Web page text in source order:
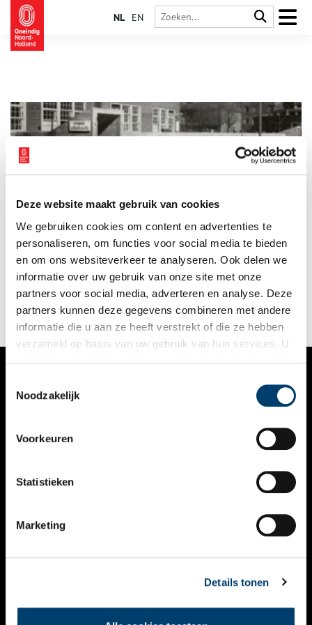
Deze website maakt gebruik van cookies
We gebruiken cookies om content en advertenties te
personaliseren, om functies voor social media te bieden
en om ons websiteverkeer te analyseren. Ook delen we
informatie over uw gebruik van onze site met onze
partners voor social media, adverteren en analyse. Deze
partners kunnen deze gegevens combineren met andere
informatie die u aan ze heeft verstrekt of die ze hebben
verzameld op basis van uw gebruik van hun services. U
Noodzakelijk
Voorkeuren
Statistieken
Marketing
Details tonen
NL EN
Erik Klein Wolterink
In de hal van het Stadsarchief Amsterdam is van 26 april 2024
t/m 29 september 2024 de fototentoonstelling Déjà vu te zien,
waarin fotograaf Erik Klein Wolterink de veranderende stad in
beeld brengt door een plek op een archieffoto – vaak uit de
collectie van het Stadsarchief – opnieuw vast te leggen.
3 min
VERHALEN
KALENDER
THEMA’S
VIDEO’S
CONTACT